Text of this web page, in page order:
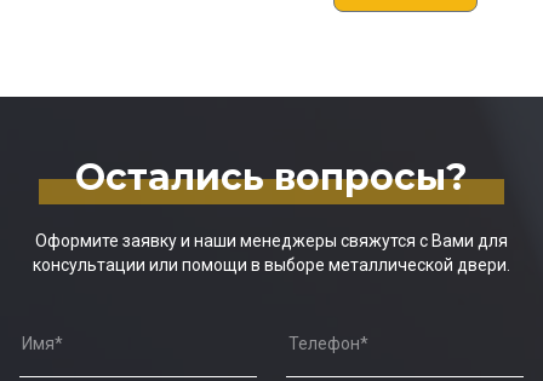
Остались вопросы?
Оформите заявку и наши менеджеры свяжутся с Вами для
консультации или помощи в выборе металлической двери.